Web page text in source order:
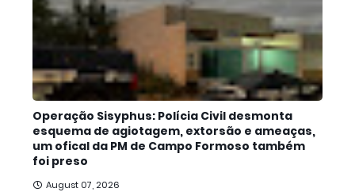
Operação Sisyphus: Polícia Civil desmonta
esquema de agiotagem, extorsão e ameaças,
um ofical da PM de Campo Formoso também
foi preso
August 07, 2026